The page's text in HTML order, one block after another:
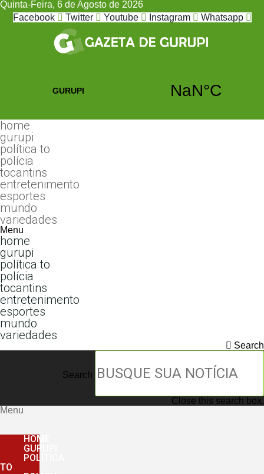
Quinta-Feira, 6 de Agosto de 2026
Facebook
Twitter Youtube Instagram Whatsapp
home
gurupi
política to
polícia
tocantins
entretenimento
esportes
mundo
variedades
Menu
home
gurupi
política to
polícia
tocantins
entretenimento
esportes
mundo
variedades
Search
Search
Close this search box.
Menu
HOME
GURUPI
POLÍTICA
TO